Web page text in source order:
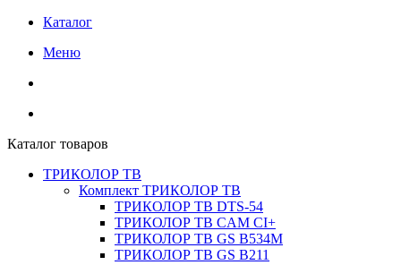
Каталог
Меню
Каталог товаров
ТРИКОЛОР ТВ
Комплект ТРИКОЛОР ТВ
ТРИКОЛОР ТВ DTS-54
ТРИКОЛОР ТВ CAM CI+
ТРИКОЛОР ТВ GS B534M
ТРИКОЛОР ТВ GS B211